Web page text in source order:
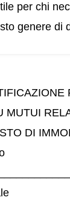
per chi
genere di
MUTUI
DI